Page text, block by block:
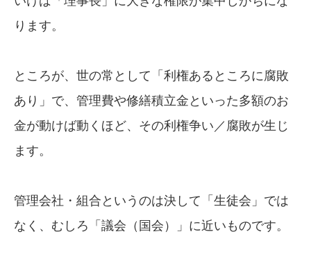
ります。
ところが、世の常として「利権あるところに腐敗
あり」で、管理費や修繕積立金といった多額のお
金が動けば動くほど、その利権争い／腐敗が生じ
ます。
管理会社・組合というのは決して「生徒会」では
なく、むしろ「議会（国会）」に近いものです。